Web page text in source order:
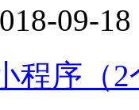
09-
程序（